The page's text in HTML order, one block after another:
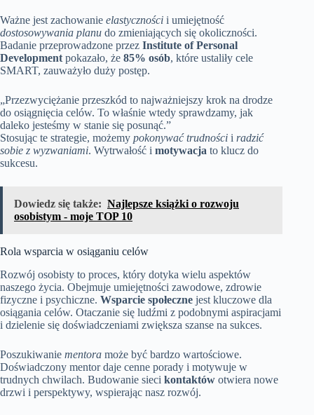
Ważne jest zachowanie elastyczności i umiejętność
dostosowywania planu do zmieniających się okoliczności.
Badanie przeprowadzone przez Institute of Personal
Development pokazało, że 85% osób, które ustaliły cele
SMART, zauważyło duży postęp.
„Przezwyciężanie przeszkód to najważniejszy krok na drodze
do osiągnięcia celów. To właśnie wtedy sprawdzamy, jak
daleko jesteśmy w stanie się posunąć.”
Stosując te strategie, możemy pokonywać trudności i radzić
sobie z wyzwaniami. Wytrwałość i motywacja to klucz do
sukcesu.
Dowiedz się także: Najlepsze książki o rozwoju
osobistym - moje TOP 10
Rola wsparcia w osiąganiu celów
Rozwój osobisty to proces, który dotyka wielu aspektów
naszego życia. Obejmuje umiejętności zawodowe, zdrowie
fizyczne i psychiczne. Wsparcie społeczne jest kluczowe dla
osiągania celów. Otaczanie się ludźmi z podobnymi aspiracjami
i dzielenie się doświadczeniami zwiększa szanse na sukces.
Poszukiwanie mentora może być bardzo wartościowe.
Doświadczony mentor daje cenne porady i motywuje w
trudnych chwilach. Budowanie sieci kontaktów otwiera nowe
drzwi i perspektywy, wspierając nasz rozwój.